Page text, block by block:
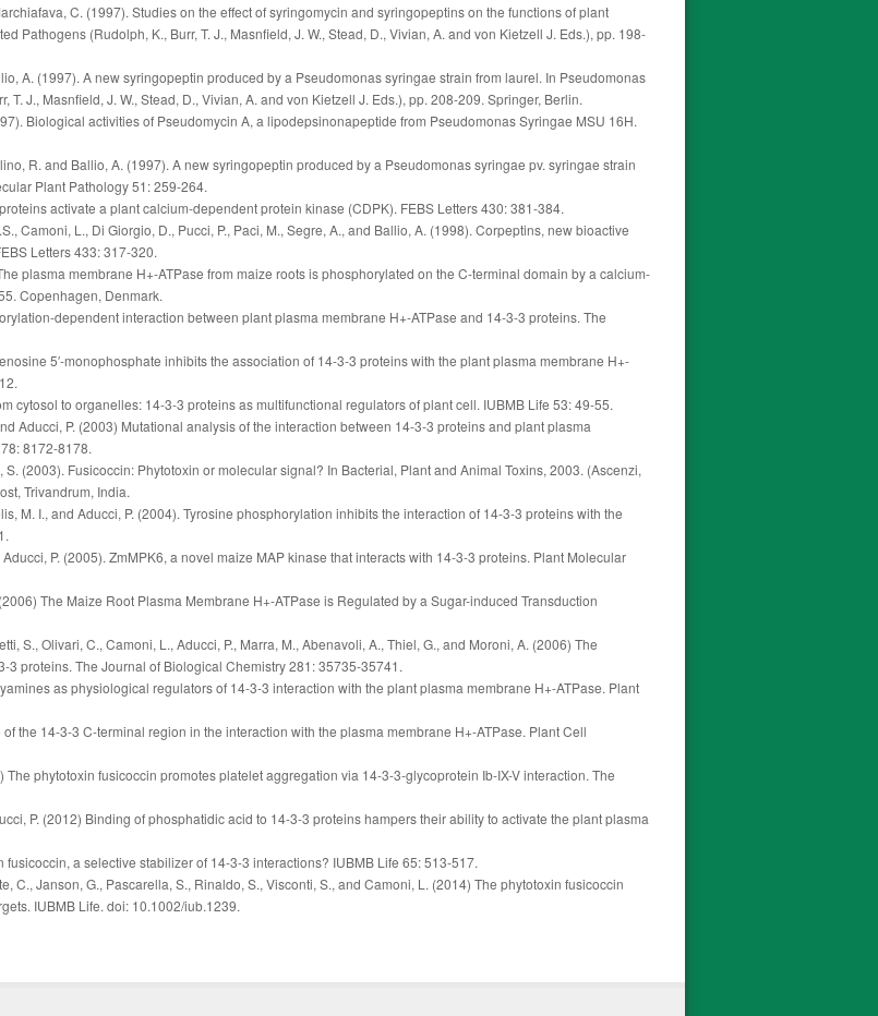
C. (1997). Studies on the effect of syringomycin and syringopeptins on the functions of plant
Pathogens (Rudolph, K., Burr, T. J., Masnfield, J. W., Stead, D., Vivian, A. and von Kietzell J. Eds.), pp. 198-
A. (1997). A new syringopeptin produced by a Pseudomonas syringae strain from laurel. In Pseudomonas
J., Masnfield, J. W., Stead, D., Vivian, A. and von Kietzell J. Eds.), pp. 208-209. Springer, Berlin.
Biological activities of Pseudomycin A, a lipodepsinonapeptide from Pseudomonas Syringae MSU 16H.
R. and Ballio, A. (1997). A new syringopeptin produced by a Pseudomonas syringae pv. syringae strain
Plant Pathology 51: 259-264.
activate a plant calcium-dependent protein kinase (CDPK). FEBS Letters 430: 381-384.
Camoni, L., Di Giorgio, D., Pucci, P., Paci, M., Segre, A., and Ballio, A. (1998). Corpeptins, new bioactive
Letters 433: 317-320.
plasma membrane H+-ATPase from maize roots is phosphorylated on the C-terminal domain by a calcium-
Copenhagen, Denmark.
dependent interaction between plant plasma membrane H+-ATPase and 14-3-3 proteins. The
5′-monophosphate inhibits the association of 14-3-3 proteins with the plant plasma membrane H+-
cytosol to organelles: 14-3-3 proteins as multifunctional regulators of plant cell. IUBMB Life 53: 49-55.
Aducci, P. (2003) Mutational analysis of the interaction between 14-3-3 proteins and plant plasma
8172-8178.
(2003). Fusicoccin: Phytotoxin or molecular signal? In Bacterial, Plant and Animal Toxins, 2003. (Ascenzi,
Trivandrum, India.
M. I., and Aducci, P. (2004). Tyrosine phosphorylation inhibits the interaction of 14-3-3 proteins with the
P. (2005). ZmMPK6, a novel maize MAP kinase that interacts with 14-3-3 proteins. Plant Molecular
The Maize Root Plasma Membrane H+-ATPase is Regulated by a Sugar-induced Transduction
S., Olivari, C., Camoni, L., Aducci, P., Marra, M., Abenavoli, A., Thiel, G., and Moroni, A. (2006) The
proteins. The Journal of Biological Chemistry 281: 35735-35741.
as physiological regulators of 14-3-3 interaction with the plant plasma membrane H+-ATPase. Plant
the 14-3-3 C-terminal region in the interaction with the plasma membrane H+-ATPase. Plant Cell
phytotoxin fusicoccin promotes platelet aggregation via 14-3-3-glycoprotein Ib-IX-V interaction. The
P. (2012) Binding of phosphatidic acid to 14-3-3 proteins hampers their ability to activate the plant plasma
a selective stabilizer of 14-3-3 interactions? IUBMB Life 65: 513-517.
C., Janson, G., Pascarella, S., Rinaldo, S., Visconti, S., and Camoni, L. (2014) The phytotoxin fusicoccin
IUBMB Life. doi: 10.1002/iub.1239.